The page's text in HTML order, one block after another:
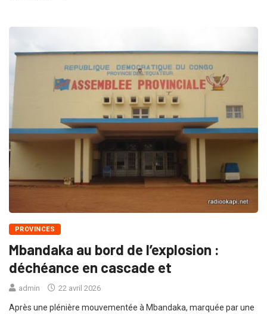
PROVINCES
Mbandaka au bord de l’explosion :
déchéance en cascade et
admin 22 avril 2026
Après une plénière mouvementée à Mbandaka, marquée par une